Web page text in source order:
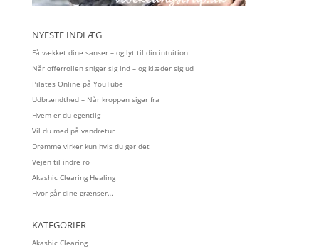
NYESTE INDLÆG
Få vækket dine sanser – og lyt til din intuition
Når offerrollen sniger sig ind – og klæder sig ud
Pilates Online på YouTube
Udbrændthed – Når kroppen siger fra
Hvem er du egentlig
Vil du med på vandretur
Drømme virker kun hvis du gør det
Vejen til indre ro
Akashic Clearing Healing
Hvor går dine grænser…
KATEGORIER
Akashic Clearing